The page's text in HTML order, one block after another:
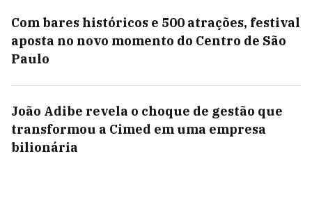
Com bares históricos e 500 atrações, festival
aposta no novo momento do Centro de São
Paulo
João Adibe revela o choque de gestão que
transformou a Cimed em uma empresa
bilionária